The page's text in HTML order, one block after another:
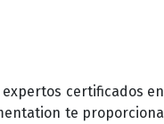
certificados en
te proporciona